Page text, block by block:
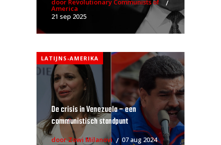
door Revolutionary Communists of
America
21 sep 2025
LATIJNS-AMERIKA
De crisis in Venezuela – een
communistisch standpunt
door Zowi Milanovi 07 aug 2024